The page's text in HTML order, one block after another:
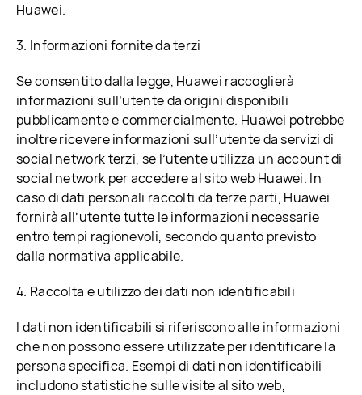
Huawei.
3. Informazioni fornite da terzi
Se consentito dalla legge, Huawei raccoglierà
informazioni sull’utente da origini disponibili
pubblicamente e commercialmente. Huawei potrebbe
inoltre ricevere informazioni sull’utente da servizi di
social network terzi, se l’utente utilizza un account di
social network per accedere al sito web Huawei. In
caso di dati personali raccolti da terze parti, Huawei
fornirà all’utente tutte le informazioni necessarie
entro tempi ragionevoli, secondo quanto previsto
dalla normativa applicabile.
4. Raccolta e utilizzo dei dati non identificabili
I dati non identificabili si riferiscono alle informazioni
che non possono essere utilizzate per identificare la
persona specifica. Esempi di dati non identificabili
includono statistiche sulle visite al sito web,